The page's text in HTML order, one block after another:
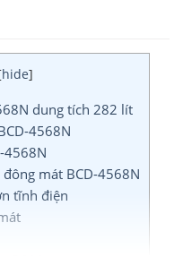
hide]
dung tích 282 lít
4568N
4568N
mát BCD-4568N
tĩnh điện